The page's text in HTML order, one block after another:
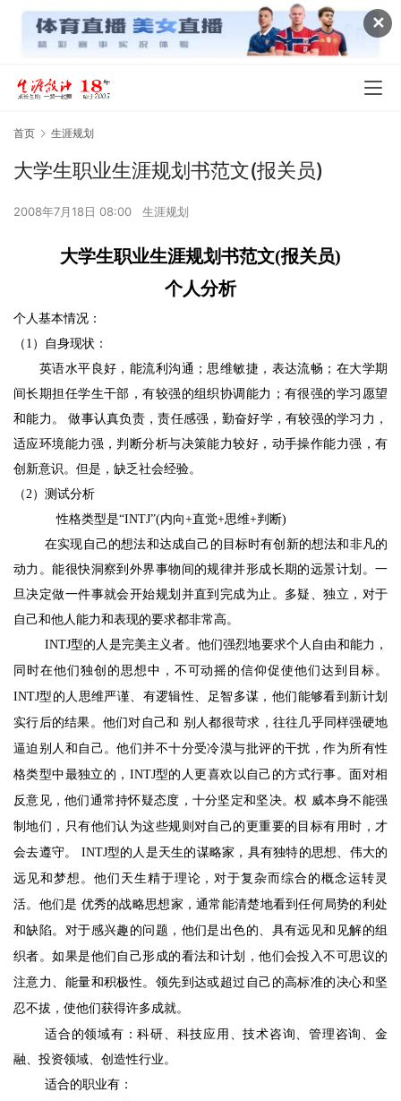
✕
首页 生涯规划
大学生职业生涯规划书范文(报关员)
2008年7月18日 08:00 生涯规划
大学生职业生涯规划书范文(报关员)
个人分析
个人基本情况：
（ 1 ）自身现状：
英语水平良好，能流利沟通； 思维敏捷，表达流畅；在大学期
间长期担任学生干部，有较强的组织协调能力；有很强的学习愿望
和能力。 做事认真负责，责任感强，勤奋好学，有较强的学习力，
适应环境能力强，判断分析与决策能力较好，动手操作能力强，有
创新意识。但是，缺乏社会经验。
（ 2 ）测试分析
性格类型是“INTJ”(内向+直觉+思维+判断)
在实现自己的想法和达成自己的目标时有创新的想法和非凡的
动力。能很快洞察到外界事物间的规律并形成长期的远景计划。一
旦决定做一件事就会开始规划并直到完成为止。多疑、独立，对于
自己和他人能力和表现的要求都非常高。
INTJ型的人是完美主义者。他们强烈地要求个人自由和能力，
同时在他们独创的思想中，不可动摇的信仰促使他们达到目标。
INTJ型的人思维严谨、有逻辑性、足智多谋，他们能够看到新计划
实行后的结果。他们对自己和 别人都很苛求，往往几乎同样强硬地
逼迫别人和自己。他们并不十分受冷漠与批评的干扰，作为所有性
格类型中最独立的， INTJ型的人更喜欢以自己的方式行事。面对相
反意见，他们通常持怀疑态度，十分坚定和坚决。权 威本身不能强
制地们，只有他们认为这些规则对自己的更重要的目标有用时，才
会去遵守。
INTJ型的人是天生的谋略家，具有独特的思想、伟大的
远见和梦想。他们天生精于理论，对于复杂而综合的概念运转灵
活。他们是 优秀的战略思想家，通常能清楚地看到任何局势的利处
和缺陷。对于感兴趣的问题，他们是出色的、具有远见和见解的组
织者。如果是他们自己形成的看法和计划，他们会投入不可思议的
注意力、能量和积极性。领先到达或超过自己的高标准的决心和坚
忍不拔，使他们获得许多成就。
适合的领域有：科研、科技应用、技术咨询、管理咨询、金
融、投资领域、创造性行业。
适合的职业有：